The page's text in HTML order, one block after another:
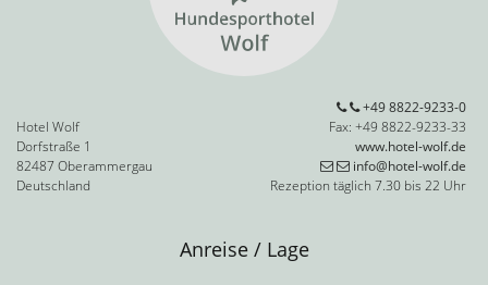
Hotel Wolf
Dorfstraße 1
82487 Oberammergau
Deutschland
+49 8822-9233-0
Fax: +49 8822-9233-33
www.hotel-wolf.de
info@hotel-wolf.de
Rezeption täglich 7.30 bis 22 Uhr
Anreise / Lage